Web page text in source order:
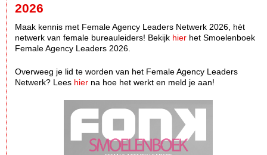
2026
Maak kennis met Female Agency Leaders Netwerk 2026, hèt
netwerk van female bureauleiders! Bekijk hier het Smoelenboek
Female Agency Leaders 2026.
Overweeg je lid te worden van het Female Agency Leaders
Netwerk? Lees hier na hoe het werkt en meld je aan!